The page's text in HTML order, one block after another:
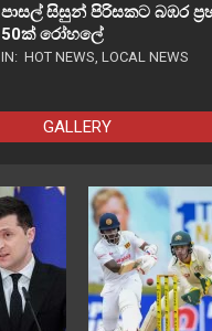
පාසල් සිසුන් පිරිසකට බඹර
50ක් රෝහලේ
IN: HOT NEWS LOCAL NEWS
GALLERY